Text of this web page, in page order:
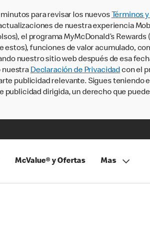
para revisar los nuevos Términos
de nuestra experiencia
el programa MyMcDonald’s
estos), funciones de valor acumulado,
nuestro sitio web después de esa
nuestra Declaración de Privacidadcon el
publicidad relevante. Sigues teniendo
dirigida, un derecho que
McValue® y Ofertas Mas